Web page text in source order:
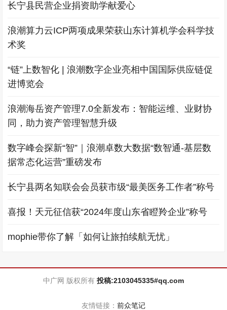
长宁县民营企业捐资助学献爱心
浪潮算力云ICP两项成果荣获山东计算机学会科学技
术奖
“链”上数智化 | 浪潮数字企业亮相中国国际供应链促
进博览会
浪潮海岳资产管理7.0全新发布：智能运维、业财协
同，助力资产管理智慧升级
数字峰会探新“智”｜浪潮卓数大数据“数智通-基层数
据常态化运营”重磅发布
长宁县两名知联会会员获市级“最美医务工作者”称号
喜报！天元征信获“2024年度山东省瞪羚企业”称号
mophie带你了解「如何让旅拍续航无忧」
中广网 版权所有 投稿:2103045335#qq.com
友情链接： 前众笔记